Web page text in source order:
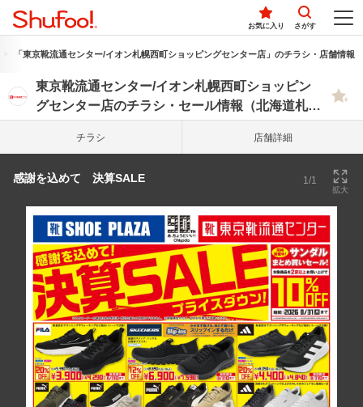
お気に入り さがす
「東京靴流通センター/イオン札幌西町ショッピングセンター店」のチラシ・店舗情報
東京靴流通センター/イオン札幌西町ショッピン
グセンター店のチラシ・セール情報（北海道札幌
チラシ 店舗詳細
感謝を込めて 決算SALE 1/1
拡大